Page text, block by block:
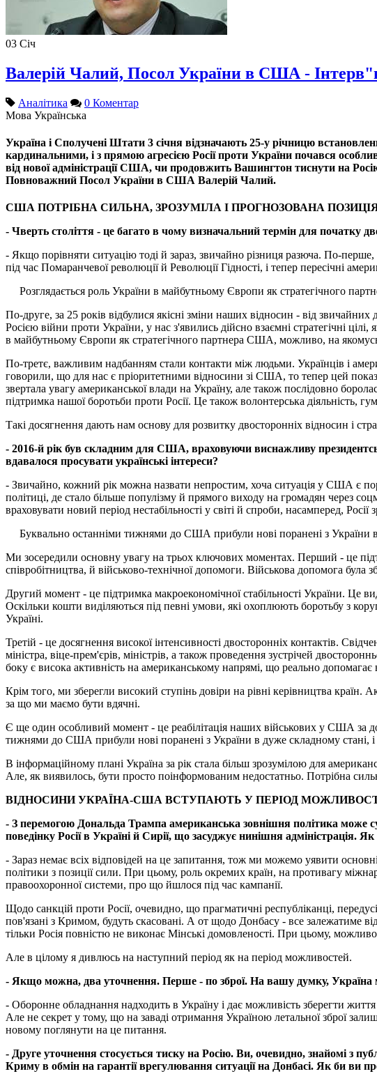
03 Січ
Валерій Чалий, Посол України в США -
Аналітика
0 Коментар
Мова Українська
Україна і Сполучені Штати 3 січня відзначають 25-у річницю
кардинальними, і з прямою агресією Росії проти України почався
від нової адміністрації США, чи продовжить Вашингтон тиснути на
Повноважний Посол України в США Валерій Чалий.
США ПОТРІБНА СИЛЬНА, ЗРОЗУМІЛА І ПРОГНОЗОВАНА
- Чверть століття - це багато в чому визначальний термін для початку
- Якщо порівняти ситуацію тоді й зараз, звичайно різниця разюча. По-
під час Помаранчевої революції й Революції Гідності, і тепер пересічні
Розглядається роль України в майбутньому Європи як стратегічного
По-друге, за 25 років відбулися якісні зміни наших відносин - від
Росією війни проти України, у нас з'явились дійсно взаємні стратегічні
в майбутньому Європи як стратегічного партнера США, можливо, на
По-третє, важливим надбанням стали контакти між людьми. Українців і
говорили, що для нас є пріоритетними відносини зі США, то тепер цей
звертала увагу американської влади на Україну, але також послідовно
підтримка нашої боротьби проти Росії. Це також волонтерська діяльність,
Такі досягнення дають нам основу для розвитку двосторонніх відносин і
- 2016-й рік був складним для США, враховуючи виснажливу
вдавалося просувати українські інтереси?
- Звичайно, кожний рік можна назвати непростим, хоча ситуація у США є
політиці, де стало більше популізму й прямого виходу на громадян через
враховувати новий період нестабільності у світі й спроби, насамперед,
Буквально останніми тижнями до США прибули нові поранені з України
Ми зосередили основну увагу на трьох ключових моментах. Перший - це
співробітництва, й військово-технічної допомоги. Військова допомога була
Другий момент - це підтримка макроекономічної стабільності України. Це
Оскільки кошти виділяються під певні умови, які охоплюють боротьбу з
Україні.
Третій - це досягнення високої інтенсивності двосторонніх контактів.
міністра, віце-прем'єрів, міністрів, а також проведення зустрічей
боку є висока активність на американському напрямі, що реально допомагає
Крім того, ми зберегли високий ступінь довіри на рівні керівництва
за що ми маємо бути вдячні.
Є ще один особливий момент - це реабілітація наших військових у США за
тижнями до США прибули нові поранені з України в дуже складному стані,
В інформаційному плані Україна за рік стала більш зрозумілою для
Але, як виявилось, бути просто поінформованим недостатньо. Потрібна
ВІДНОСИНИ УКРАЇНА-США ВСТУПАЮТЬ У ПЕРІОД
- З перемогою Дональда Трампа американська зовнішня політика може
поведінку Росії в Україні й Сирії, що засуджує нинішня
- Зараз немає всіх відповідей на це запитання, тож ми можемо уявити
політики з позиції сили. При цьому, роль окремих країн, на противагу
правоохоронної системи, про що йшлося під час кампанії.
Щодо санкцій проти Росії, очевидно, що прагматичні республіканці,
пов'язані з Кримом, будуть скасовані. А от щодо Донбасу - все залежатиме
тільки Росія повністю не виконає Мінські домовленості. При цьому,
Але в цілому я дивлюсь на наступний період як на період можливостей.
- Якщо можна, два уточнення. Перше - по зброї. На вашу думку, Україна
- Оборонне обладнання надходить в Україну і дає можливість зберегти
Але не секрет у тому, що на заваді отримання Україною летальної зброї
новому поглянути на це питання.
- Друге уточнення стосується тиску на Росію. Ви, очевидно, знайомі з
Криму в обмін на гарантії врегулювання ситуації на Донбасі. Як би ви